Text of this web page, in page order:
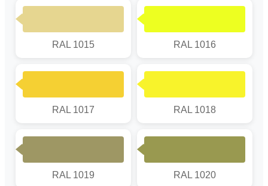
RAL 1015 RAL 1016
RAL 1017 RAL 1018
RAL 1019 RAL 1020